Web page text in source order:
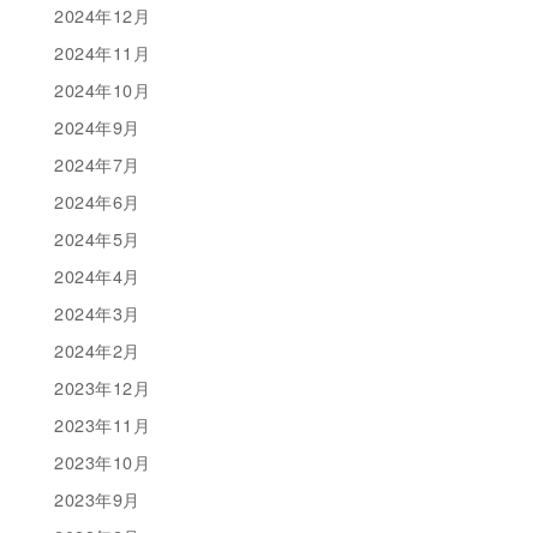
2024年12月
2024年11月
2024年10月
2024年9月
2024年7月
2024年6月
2024年5月
2024年4月
2024年3月
2024年2月
2023年12月
2023年11月
2023年10月
2023年9月